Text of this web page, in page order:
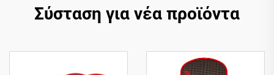
Σύσταση για νέα προϊόντα